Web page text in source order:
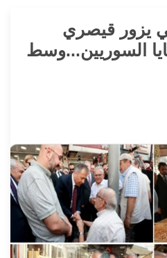
يزور قيصري
السوريين...وسط